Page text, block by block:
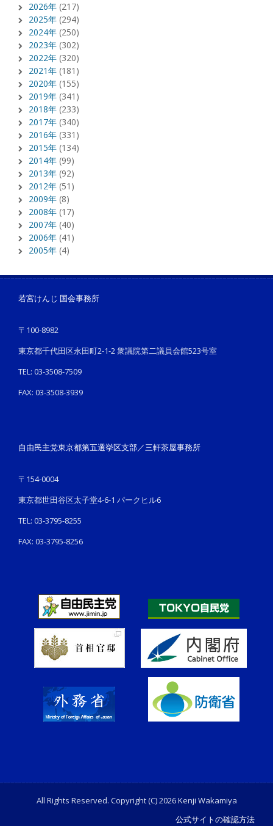
2026年 (217)
2025年 (294)
2024年 (250)
2023年 (302)
2022年 (320)
2021年 (181)
2020年 (155)
2019年 (341)
2018年 (233)
2017年 (340)
2016年 (331)
2015年 (134)
2014年 (99)
2013年 (92)
2012年 (51)
2009年 (8)
2008年 (17)
2007年 (40)
2006年 (41)
2005年 (4)
若宮けんじ 国会事務所
〒100-8982
東京都千代田区永田町2-1-2 衆議院第二議員会館523号室
TEL: 03-3508-7509
FAX: 03-3508-3939
自由民主党東京都第五選挙区支部／三軒茶屋事務所
〒154-0004
東京都世田谷区太子堂4-6-1 パークヒル6
TEL: 03-3795-8255
FAX: 03-3795-8256
All Rights Reserved. Copyright (C) 2026 Kenji Wakamiya
公式サイトの確認方法